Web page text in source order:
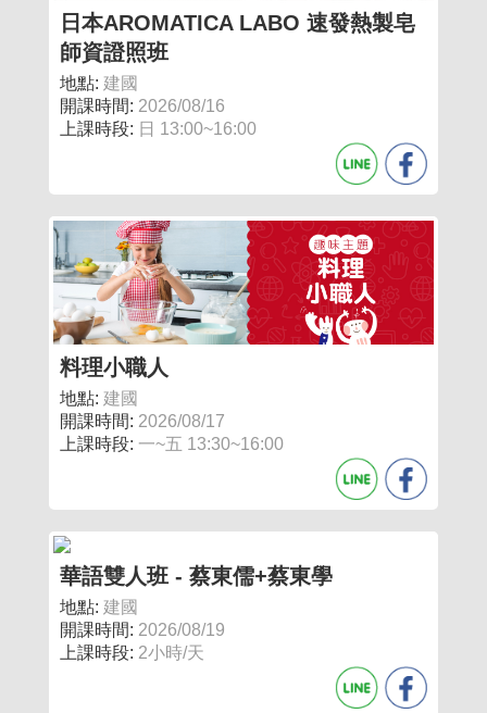
日本AROMATICA LABO 速發熱製皂
師資證照班
地點: 建國
開課時間: 2026/08/16
上課時段: 日 13:00~16:00
料理小職人
地點: 建國
開課時間: 2026/08/17
上課時段: 一~五 13:30~16:00
華語雙人班 - 蔡東儒+蔡東學
地點: 建國
開課時間: 2026/08/19
上課時段: 2小時/天